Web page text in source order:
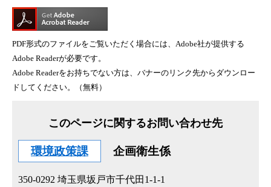
PDF形式のファイルをご覧いただく場合には、Adobe社が提供する
Adobe Readerが必要です。
Adobe Readerをお持ちでない方は、バナーのリンク先からダウンロー
ドしてください。（無料）
このページに関するお問い合わせ先
環境政策課 企画衛生係
350-0292 埼玉県坂戸市千代田1-1-1